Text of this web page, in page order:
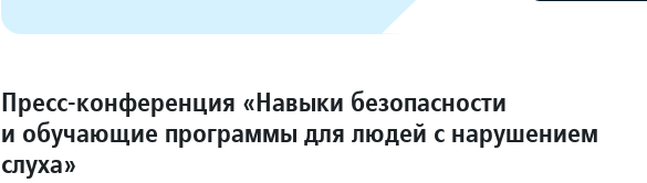
Пресс-конференция «Навыки безопасности
и обучающие программы для людей с нарушением
слуха»